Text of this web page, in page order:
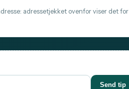
adressetjekket ovenfor viser det for
Send tip